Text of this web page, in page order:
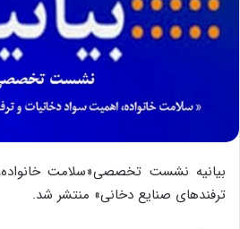
بیانیه نشست تخصصی«سلامت
ترفندهای صنایع دخانی» منتشر شد.